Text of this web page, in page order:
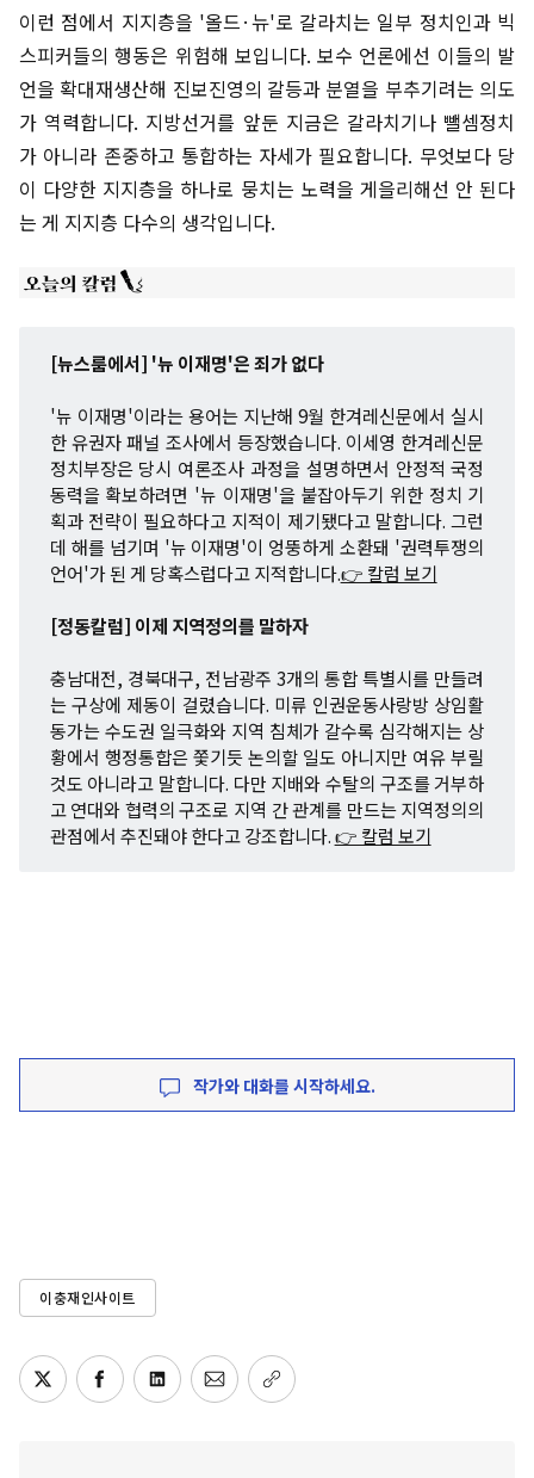
이런 점에서 지지층을 '올드·뉴'로 갈라치는 일부 정치인과 빅
스피커들의 행동은 위험해 보입니다. 보수 언론에선 이들의 발
언을 확대재생산해 진보진영의 갈등과 분열을 부추기려는 의도
가 역력합니다. 지방선거를 앞둔 지금은 갈라치기나 뺄셈정치
가 아니라 존중하고 통합하는 자세가 필요합니다. 무엇보다 당
이 다양한 지지층을 하나로 뭉치는 노력을 게을리해선 안 된다
는 게 지지층 다수의 생각입니다.
[뉴스룸에서] '뉴 이재명'은 죄가 없다
'뉴 이재명'이라는 용어는 지난해 9월 한겨레신문에서 실시
한 유권자 패널 조사에서 등장했습니다. 이세영 한겨레신문
정치부장은 당시 여론조사 과정을 설명하면서 안정적 국정
동력을 확보하려면 '뉴 이재명'을 붙잡아두기 위한 정치 기
획과 전략이 필요하다고 지적이 제기됐다고 말합니다. 그런
데 해를 넘기며 '뉴 이재명'이 엉뚱하게 소환돼 '권력투쟁의
언어'가 된 게 당혹스럽다고 지적합니다.👉 칼럼 보기
[정동칼럼] 이제 지역정의를 말하자
충남대전, 경북대구, 전남광주 3개의 통합 특별시를 만들려
는 구상에 제동이 걸렸습니다. 미류 인권운동사랑방 상임활
동가는 수도권 일극화와 지역 침체가 갈수록 심각해지는 상
황에서 행정통합은 쫓기듯 논의할 일도 아니지만 여유 부릴
것도 아니라고 말합니다. 다만 지배와 수탈의 구조를 거부하
고 연대와 협력의 구조로 지역 간 관계를 만드는 지역정의의
관점에서 추진돼야 한다고 강조합니다.👉 칼럼 보기
작가와 대화를 시작하세요.
이충재인사이트